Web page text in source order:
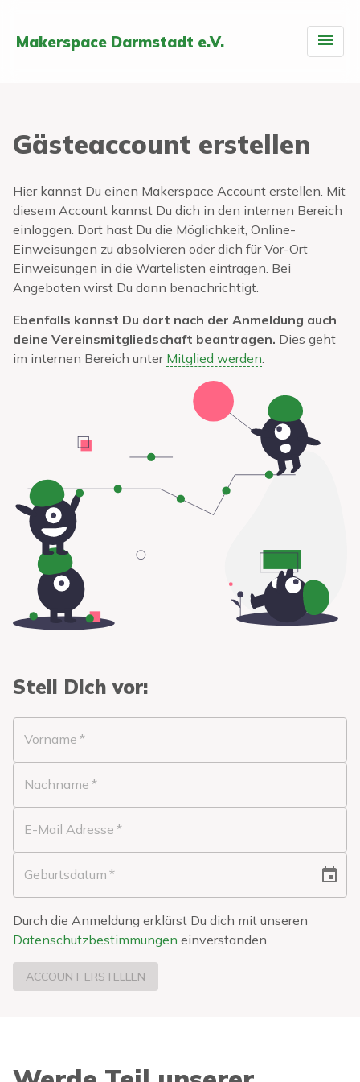
Makerspace Darmstadt e.V.
Gästeaccount erstellen
Hier kannst Du einen Makerspace Account erstellen. Mit
diesem Account kannst Du dich in den internen Bereich
einloggen. Dort hast Du die Möglichkeit, Online-
Einweisungen zu absolvieren oder dich für Vor-Ort
Einweisungen in die Wartelisten eintragen. Bei
Angeboten wirst Du dann benachrichtigt.
Ebenfalls kannst Du dort nach der Anmeldung auch
deine Vereinsmitgliedschaft beantragen. Dies geht
im internen Bereich unter Mitglied werden
Stell Dich vor:
Vorname *
Nachname *
E-Mail Adresse *
Geburtsdatum *
Durch die Anmeldung erklärst Du dich mit unseren
Datenschutzbestimmungen einverstanden.
ACCOUNT ERSTELLEN